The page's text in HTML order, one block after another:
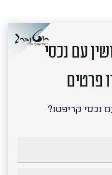
עם נכסי
פרטים
נכסי קריפטו?